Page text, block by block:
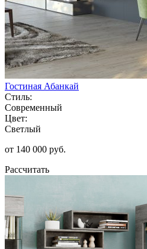
Гостиная Абанкай
Стиль:
Современный
Цвет:
Светлый
от 140 000 руб.
Рассчитать